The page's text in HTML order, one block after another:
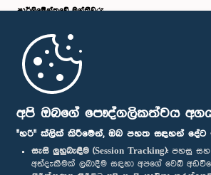
අපි ඔබගේ පෞද්ගලිකත්වය
"හරි" ක්ලික් කිරීමෙන්, ඔබ පහත සඳහන් දේට
සැසි ලුහුබැඳීම (Session Tracking): පහසු සහ
අත්දැකීමක් ලබාදීම සඳහා අපගේ වෙබ්
පාර්ලි‌මේන්තුවේ මන්ත්‍රීවරු
මුල් පිටුව
පාර්ලිමේන්තු ජංගම යෙදුම